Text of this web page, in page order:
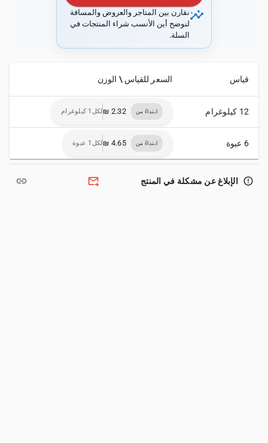
insightsنقارن بين المتاجر والعروض والمسافة
لنوضح أين الأنسب شراء المنتجات في
السلة.
قياس السعر للقياس \ الوزن
12 كيلوغرام ابتداءً من ‏2.32 ₪ لكل1 كيلوغرام
6 عبوة ابتداءً من ‏4.65 ₪ لكل1 عبوة
error_outline الإبلاغ عن مشكلة في المنتج forward_to_inbox
link